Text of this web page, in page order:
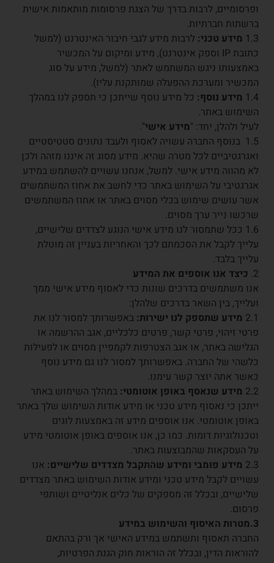
ופרסומיים, לרבות בדרך של הצגת פרסומות מותאמות אישית
ברשתות חברתיות.
1.3 מידע טכני: לרבות מידע לגבי חיבור האינטרנט (למשל
כתובת IP וספק אינטרנט), מידע ומיקום על המכשיר
באמצעותו ניגש המשתמש לאתר (למשל, מידע על סוג
המכשיר ומערכת ההפעלה שמותקנת עליו).
1.4 מידע נוסף: כל מידע נוסף שייתכן כי תספק לנו במהלך
השימוש באתר.
לעיל ולהלן, יחד: "מידע אישי".
1.5 בנוסף החברה עשויה לאסוף ולעבד נתונים סטטיסטיים
ואגרגטיביים לכל מטרה שהיא. מידע מסוג זה איננו מזהה ולכן
לא מהווה מידע אישי. למשל, אנחנו עשויים להשתמש במידע
אגרגטיבי על השימוש באתר כדי לחשב את אחוז המשתמשים
אשר עושים שימוש בכלי מסוים באתר או אחוז המשתמשים
שרכשו נייר ערך מסוים.
1.6 ככל שתמסור לנו מידע אישי הנוגע לצדדים שלישיים,
עלייך לקבל את הסכמתם לכך והאחריות בעניין זה מוטלת
עלייך בלבד.
2. כיצד אנו אוספים את המידע
אנו משתמשים בדרכים שונות כדי לאסוף מידע אישי ממך
ועלייך, בין השאר בדרכים שלהלן:
2.1 מידע שתספק לנו ישירות: באפשרותך למסור לנו את
פרטי זיהוי, פרטי קשר, פרטים כלכליים, אגב ההרשמה או
הגלישה באתר, או אגב הצטרפות לקמפיין מסוים או לפעילות
כלשהי של החברה. באפשרותך למסור לנו גם מידע נוסף
כאשר אתה יוצר קשר עימנו.
2.2 מידע שנאסף באופן אוטומטי: במהלך השימוש באתר
ייתכן כי נאסוף מידע טכני או מידע אודות השימוש שלך באתר
באופן אוטומטי. אנו אוספים מידע זה באמצעות לוגים
וטכנולוגיות דומות. כמו כן, אנו אוספים באופן אוטומטי מידע
על העסקאות שהמבוצעות באתר.
2.3 מידע פומבי ומידע שהתקבל מצדדים שלישיים: אנו
עשויים לקבל מידע טכני ומידע אודות השימוש באתר מצדדים
שלישיים, ובכלל זה מספקים של כלים אנליטיים ושותפי
פרסום.
3.מטרות האיסוף והשימוש במידע
החברה תאסוף ותשתמש במידע האישי אך ורק בהתאם
להוראות הדין, ובכלל זה הוראות חוק הגנת הפרטיות,